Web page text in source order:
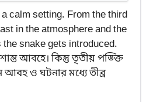
calm setting. From the third
in the atmosphere and the
snake gets introduced.
আবহে। কিন্তু তৃতীয় পঙ্ক্তি
ও ঘটনার মধ্যে তীব্র